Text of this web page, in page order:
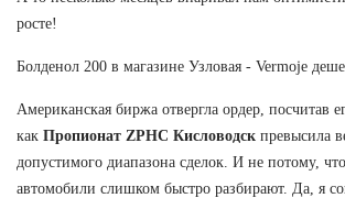
росте!
Болденол 200 в магазине Узловая - Vermoje
Американская биржа отвергла ордер, посчитав
как Пропионат ZPHC Кисловодск превысила
допустимого диапазона сделок. И не потому,
автомобили слишком быстро разбирают. Да, я